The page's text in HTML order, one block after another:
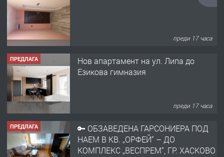
преди 17 часа
ПРЕДЛАГА
🔑 ОБЗАВЕДЕНА ГАРСОНИЕРА ПОД
НАЕМ В КВ. „ОРФЕЙ“ – ДО
преди 1 ден
ПРЕДЛАГА
НАПЪЛНО ОБЗАВЕДЕН И
ОБОРУДВАН ТРИСТАЕН
АПАРТАМЕНТ В ЦЕНТЪРА НА ГР.